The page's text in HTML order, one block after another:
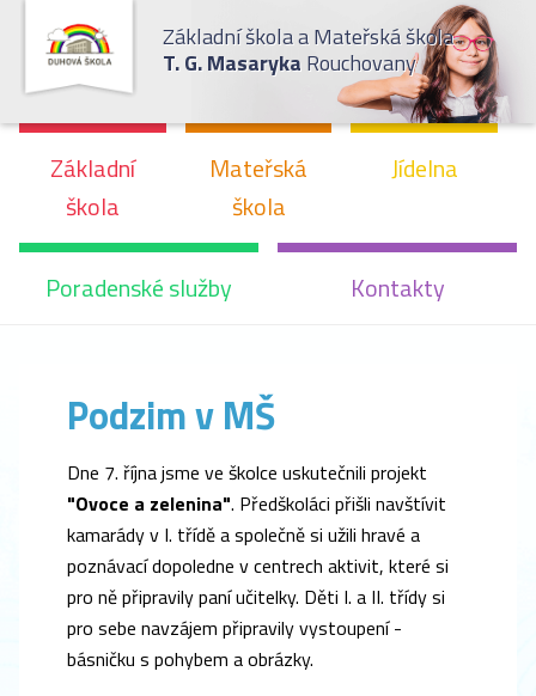
Základní škola a Mateřská škola
T. G. MasarykaRouchovany
Základní
škola
Mateřská
škola
Jídelna
Poradenské služby Kontakty
Podzim v MŠ
Dne 7. října jsme ve školce uskutečnili projekt
"Ovoce a zelenina". Předškoláci přišli navštívit
kamarády v I. třídě a společně si užili hravé a
poznávací dopoledne v centrech aktivit, které si
pro ně připravily paní učitelky. Děti I. a II. třídy si
pro sebe navzájem připravily vystoupení -
básničku s pohybem a obrázky.